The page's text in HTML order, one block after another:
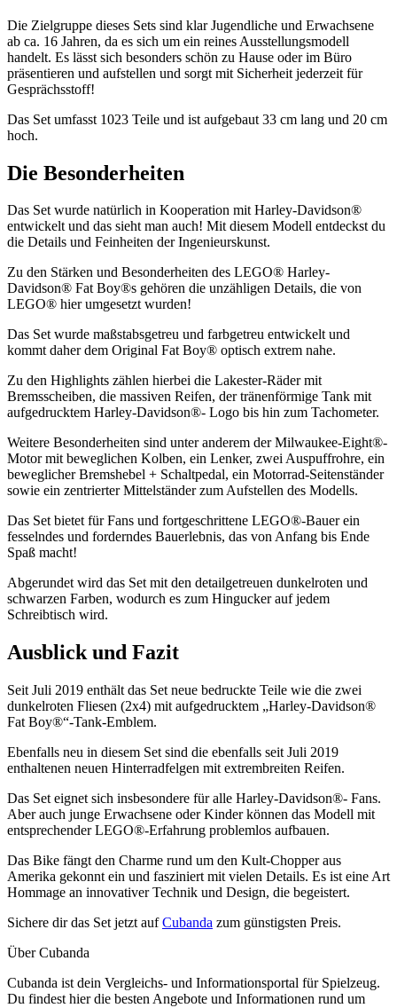
Die Zielgruppe dieses Sets sind klar Jugendliche und Erwachsene
ab ca. 16 Jahren, da es sich um ein reines Ausstellungsmodell
handelt. Es lässt sich besonders schön zu Hause oder im Büro
präsentieren und aufstellen und sorgt mit Sicherheit jederzeit für
Gesprächsstoff!
Das Set umfasst 1023 Teile und ist aufgebaut 33 cm lang und 20 cm
hoch.
Die Besonderheiten
Das Set wurde natürlich in Kooperation mit Harley-Davidson®
entwickelt und das sieht man auch! Mit diesem Modell entdeckst du
die Details und Feinheiten der Ingenieurskunst.
Zu den Stärken und Besonderheiten des LEGO® Harley-
Davidson® Fat Boy®s gehören die unzähligen Details, die von
LEGO® hier umgesetzt wurden!
Das Set wurde maßstabsgetreu und farbgetreu entwickelt und
kommt daher dem Original Fat Boy® optisch extrem nahe.
Zu den Highlights zählen hierbei die Lakester-Räder mit
Bremsscheiben, die massiven Reifen, der tränenförmige Tank mit
aufgedrucktem Harley-Davidson®- Logo bis hin zum Tachometer.
Weitere Besonderheiten sind unter anderem der Milwaukee-Eight®-
Motor mit beweglichen Kolben, ein Lenker, zwei Auspuffrohre, ein
beweglicher Bremshebel + Schaltpedal, ein Motorrad-Seitenständer
sowie ein zentrierter Mittelständer zum Aufstellen des Modells.
Das Set bietet für Fans und fortgeschrittene LEGO®-Bauer ein
fesselndes und forderndes Bauerlebnis, das von Anfang bis Ende
Spaß macht!
Abgerundet wird das Set mit den detailgetreuen dunkelroten und
schwarzen Farben, wodurch es zum Hingucker auf jedem
Schreibtisch wird.
Ausblick und Fazit
Seit Juli 2019 enthält das Set neue bedruckte Teile wie die zwei
dunkelroten Fliesen (2x4) mit aufgedrucktem „Harley-Davidson®
Fat Boy®“-Tank-Emblem.
Ebenfalls neu in diesem Set sind die ebenfalls seit Juli 2019
enthaltenen neuen Hinterradfelgen mit extrembreiten Reifen.
Das Set eignet sich insbesondere für alle Harley-Davidson®- Fans.
Aber auch junge Erwachsene oder Kinder können das Modell mit
entsprechender LEGO®-Erfahrung problemlos aufbauen.
Das Bike fängt den Charme rund um den Kult-Chopper aus
Amerika gekonnt ein und fasziniert mit vielen Details. Es ist eine Art
Hommage an innovativer Technik und Design, die begeistert.
Sichere dir das Set jetzt aufCubanda zum günstigsten Preis.
Über Cubanda
Cubanda ist dein Vergleichs- und Informationsportal für Spielzeug.
Du findest hier die besten Angebote und Informationen rund um